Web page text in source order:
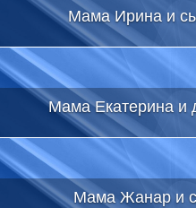
Мама Ирина и
Мама Екатерина и
Мама Жанар и